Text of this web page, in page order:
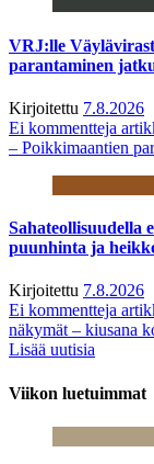
VRJ:lle
parantaminen
Kirjoitettu 7.8.2026
Ei kommentteja
– Poikkimaantien
Sahateollisuudella
puunhinta ja
Kirjoitettu 7.8.2026
Ei kommentteja
näkymät – kiusana
Lisää uutisia
Viikon luetuimmat